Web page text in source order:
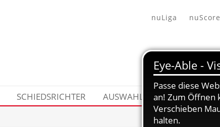
nuLiga nuScore
SCHIEDSRICHTER AUSWAHL/AUSBILDUNG